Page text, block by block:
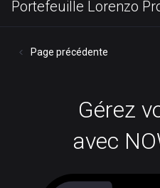
Portefeuille Lorenzo
Page précédente
Gérez
avec